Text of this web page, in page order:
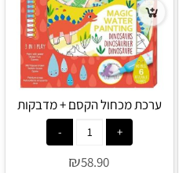
ערכת מכחול הקסם + מדבקות
ומשחקי חשיבה - דינוזאורים -
Avenir
₪58.90